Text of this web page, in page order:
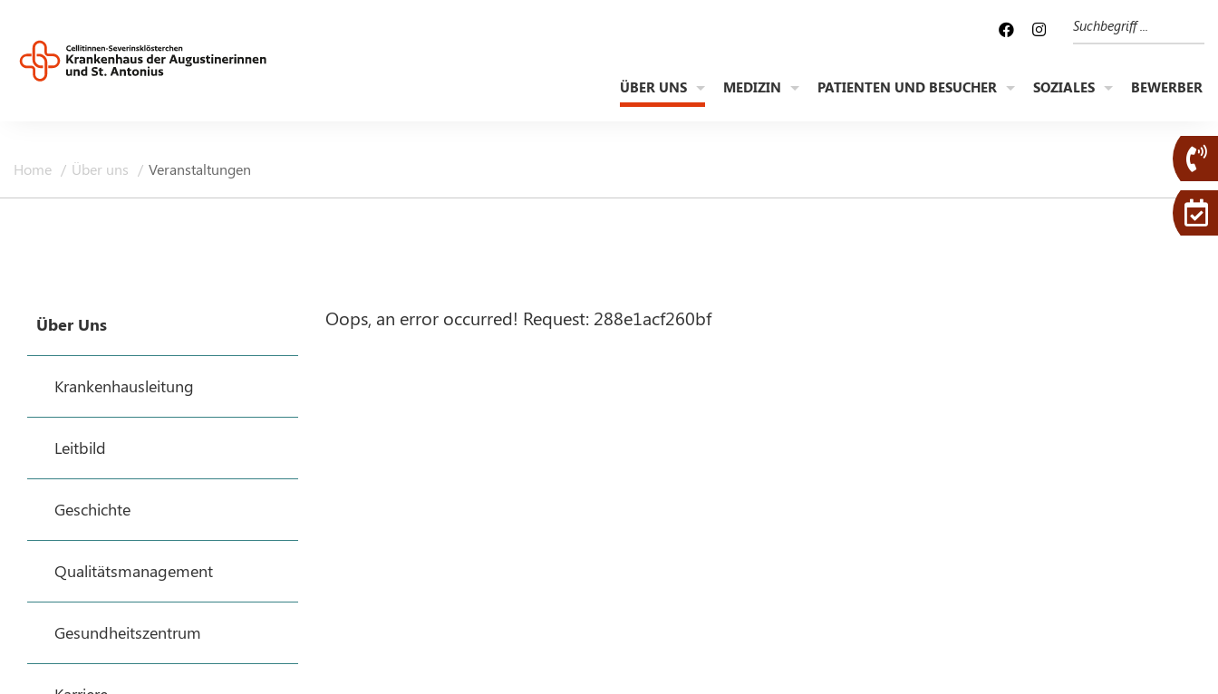
Suche
ÜBER UNS MEDIZIN PATIENTEN UND BESUCHER SOZIALES BEWERBER
Home Über uns Veranstaltungen
Über Uns
Krankenhausleitung
Leitbild
Geschichte
Qualitätsmanagement
Gesundheitszentrum
Oops, an error occurred! Request: 288e1acf260bf